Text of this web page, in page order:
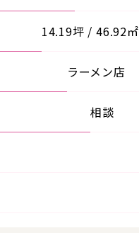
14.19坪 / 46.92㎡
ラーメン店
相談